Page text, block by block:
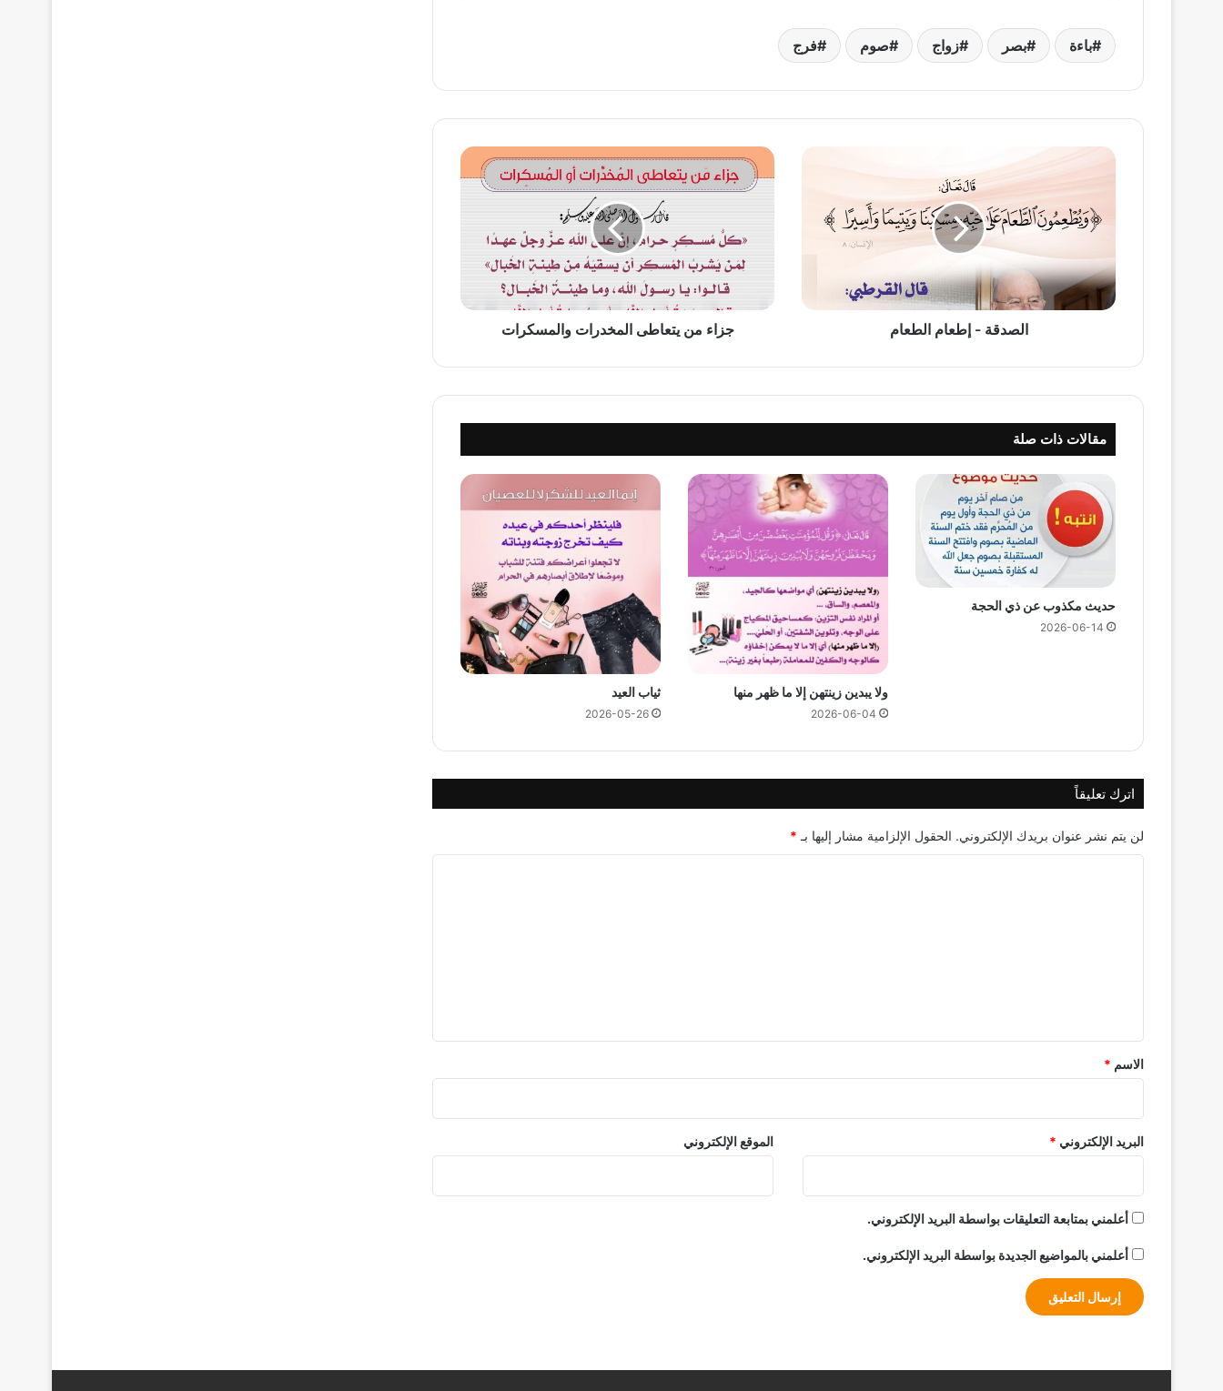
باءة بصر زواج صوم فرج
الصدقة
الطعام
الصدقة - إطعام الطعام
جزاء
من
يتعاطى
والمسكرات
جزاء من يتعاطى المخدرات والمسكرات
مقالات ذات صلة
حديث مكذوب عن ذي الحجة
2026-06-14
ولا يبدين زينتهن إلا ما ظهر منها
2026-06-04
ثياب العيد
2026-05-26
اترك تعليقاً
لن يتم نشر عنوان بريدك الإلكتروني. الحقول الإلزامية مشار إليها بـ *
*
الاسم *
البريد الإلكتروني * الموقع الإلكتروني
أعلمني بمتابعة التعليقات بواسطة البريد الإلكتروني.
أعلمني بالمواضيع الجديدة بواسطة البريد الإلكتروني.